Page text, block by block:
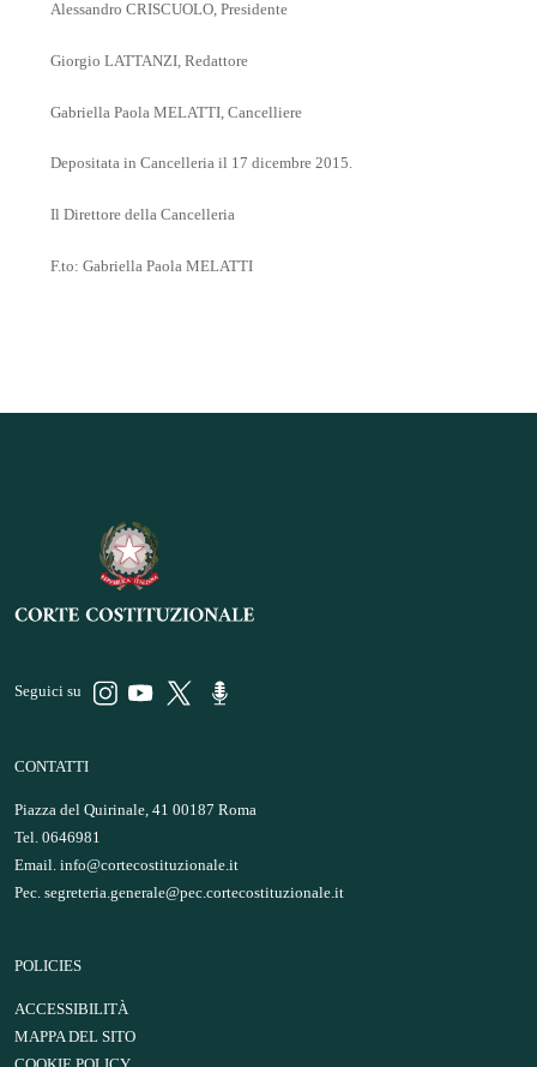
Alessandro CRISCUOLO, Presidente
Giorgio LATTANZI, Redattore
Gabriella Paola MELATTI, Cancelliere
Depositata in Cancelleria il 17 dicembre 2015.
Il Direttore della Cancelleria
F.to: Gabriella Paola MELATTI
Seguici su
CONTATTI
Piazza del Quirinale, 41 00187 Roma
Tel. 0646981
Email. info@cortecostituzionale.it
Pec. segreteria.generale@pec.cortecostituzionale.it
POLICIES
ACCESSIBILITÀ
MAPPA DEL SITO